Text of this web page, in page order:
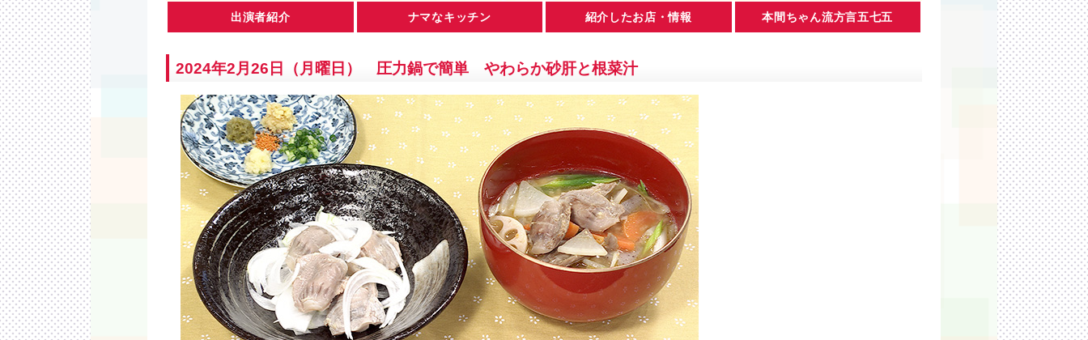
出演者紹介 ナマなキッチン 紹介したお店・情報 本間ちゃん流方言五七五
2024年2月26日（月曜日） 圧力鍋で簡単 やわらか砂肝と根菜汁